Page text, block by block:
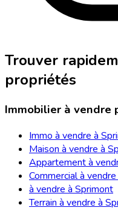
Trouver
propriétés
Immobilier à vendre
Immo à vendre à
Maison à vendre à
Appartement à
Commercial à
à vendre à Sprimont
Terrain à vendre à